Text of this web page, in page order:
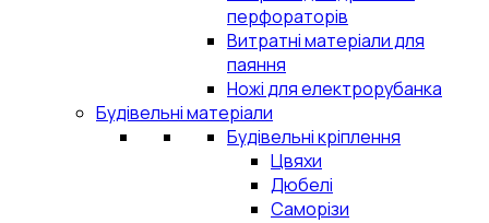
перфораторів
Витратні матеріали для
паяння
Ножі для електрорубанка
Будівельні матеріали
Будівельні кріплення
Цвяхи
Дюбелі
Саморізи